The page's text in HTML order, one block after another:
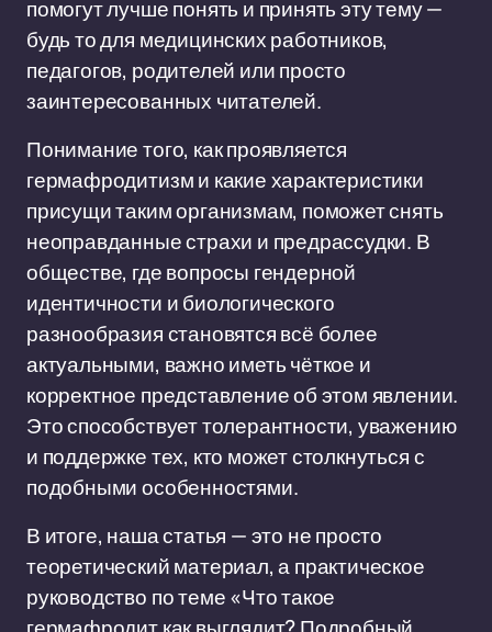
помогут лучше понять и принять эту тему —
будь то для медицинских работников,
педагогов, родителей или просто
заинтересованных читателей.
Понимание того, как проявляется
гермафродитизм и какие характеристики
присущи таким организмам, поможет снять
неоправданные страхи и предрассудки. В
обществе, где вопросы гендерной
идентичности и биологического
разнообразия становятся всё более
актуальными, важно иметь чёткое и
корректное представление об этом явлении.
Это способствует толерантности, уважению
и поддержке тех, кто может столкнуться с
подобными особенностями.
В итоге, наша статья — это не просто
теоретический материал, а практическое
руководство по теме «Что такое